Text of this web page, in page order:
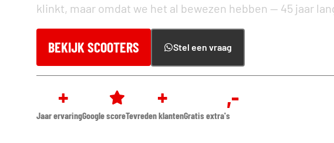
klinkt, maar omdat we het al bewezen hebben — 45 jaar
BEKIJK SCOOTERS Stel een vraag
+
Jaar ervaringGoogle score
+
Tevreden klanten
,-
Gratis extra's